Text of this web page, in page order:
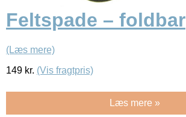
Feltspade – foldbar
(Læs mere)
149 kr. (Vis fragtpris)
Læs mere »